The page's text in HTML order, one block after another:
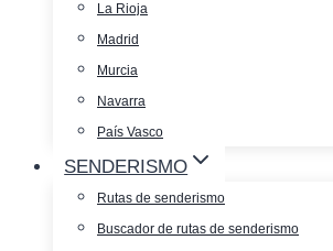
La Rioja
Madrid
Murcia
Navarra
País Vasco
SENDERISMO
Rutas de senderismo
Buscador de rutas de senderismo